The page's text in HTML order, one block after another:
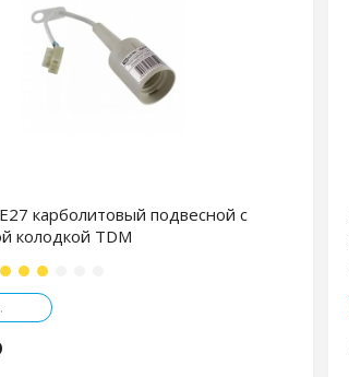
карболитовый подвесной с
колодкой TDM